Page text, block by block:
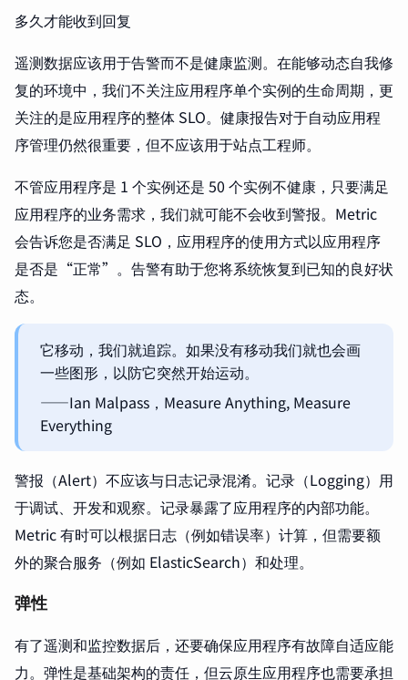
多久才能收到回复
遥测数据应该用于告警而不是健康监测。在能够动态自我修
复的环境中，我们不关注应用程序单个实例的生命周期，更
关注的是应用程序的整体 SLO。健康报告对于自动应用程
序管理仍然很重要，但不应该用于站点工程师。
不管应用程序是 1 个实例还是 50 个实例不健康，只要满足
应用程序的业务需求，我们就可能不会收到警报。Metric
会告诉您是否满足 SLO，应用程序的使用方式以应用程序
是否是“正常”。告警有助于您将系统恢复到已知的良好状
态。
它移动，我们就追踪。如果没有移动我们就也会画
一些图形，以防它突然开始运动。
——Ian Malpass，Measure Anything, Measure
Everything
警报（Alert）不应该与日志记录混淆。记录（Logging）用
于调试、开发和观察。记录暴露了应用程序的内部功能。
Metric 有时可以根据日志（例如错误率）计算，但需要额
外的聚合服务（例如 ElasticSearch）和处理。
弹性
有了遥测和监控数据后，还要确保应用程序有故障自适应能
力。弹性是基础架构的责任，但云原生应用程序也需要承担